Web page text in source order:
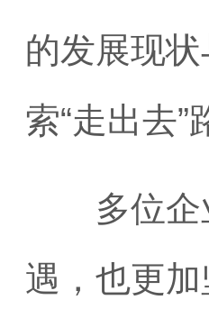
的发展现
索“走出去
多位企业
遇，也更